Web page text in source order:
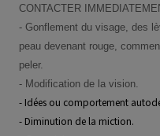
CONTACTER
- Gonflement du visage, des
peau devenant rouge,
peler.
- Modification de la vision.
- Idées ou comportement
- Diminution de la miction.